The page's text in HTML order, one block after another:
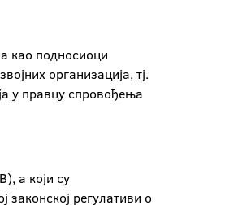
као подносиоци
организација, тј.
у правцу спровођења
а који су
регулативи о